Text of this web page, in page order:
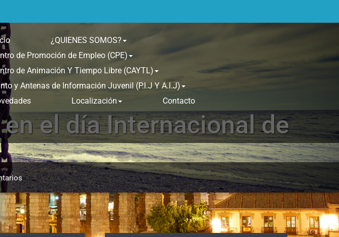
¿QUIENES SOMOS?
de Promoción de Empleo (CPE)
de Animación Y Tiempo Libre (CAYTL)
y Antenas de Información Juvenil (P.I.J Y A.I.J)
Localización Contacto
el día Internacional de